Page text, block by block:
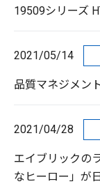
19509シリーズ
2021/05/14
品質マネジメン
2021/04/28
エイブリックの
なヒーロー」が